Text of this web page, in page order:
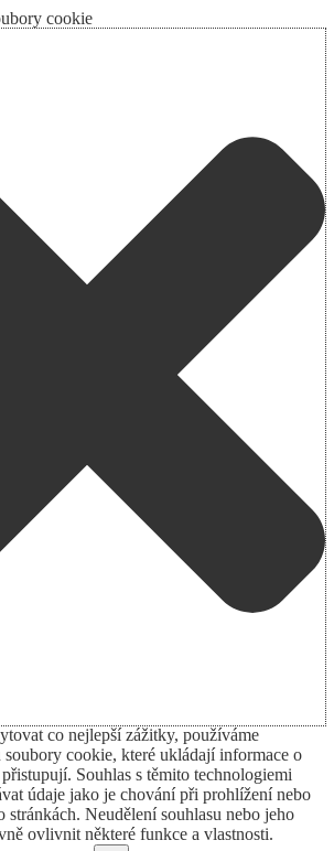
cookie
co nejlepší zážitky, používáme
cookie, které ukládají informace o
Souhlas s těmito technologiemi
údaje jako je chování při prohlížení nebo
stránkách. Neudělení souhlasu nebo jeho
ovlivnit některé funkce a vlastnosti.